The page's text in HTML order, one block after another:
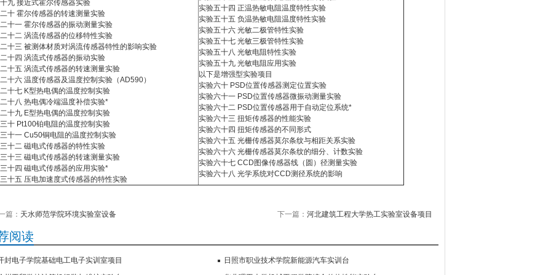
九 接近式霍尔传感器实验
十 霍尔传感器的转速测量实验
十一 霍尔传感器的振动测量实验
十二 涡流传感器的位移特性实验
十三 被测体材质对涡流传感器特性的影响实验
十四 涡流式传感器的振动实验
十五 涡流式传感器的转速测量实验
十六 温度传感器及温度控制实验（AD590）
十七 K型热电偶的温度控制实验
十八 热电偶冷端温度补偿实验*
十九 E型热电偶的温度控制实验
十 Pt100铂电阻的温度控制实验
十一 Cu50铜电阻的温度控制实验
十二 磁电式传感器的特性实验
十三 磁电式传感器的转速测量实验
十四 磁电式传感器的应用实验*
十五 压电加速度式传感器的特性实验
实验五十四 正温热敏电阻温度特性实验
实验五十五 负温热敏电阻温度特性实验
实验五十六 光敏二极管特性实验
实验五十七 光敏三极管特性实验
实验五十八 光敏电阻特性实验
实验五十九 光敏电阻应用实验
以下是增强型实验项目
实验六十 PSD位置传感器测定位置实验
实验六十一 PSD位置传感器微振动测量实验
实验六十二 PSD位置传感器用于自动定位系统*
实验六十三 扭矩传感器的性能实验
实验六十四 扭矩传感器的不同形式
实验六十五 光栅传感器莫尔条纹与相距关系实验
实验六十六 光栅传感器莫尔条纹的细分、计数实验
实验六十七 CCD图像传感器线（圆）径测量实验
实验六十八 光学系统对CCD测径系统的影响
篇： 天水师范学院环境实验室设备 下一篇： 河北建筑工程大学热工实验室设备项目
阅读
封电子学院基础电工电子实训室项目
日照市职业技术学院新能源汽车实训台